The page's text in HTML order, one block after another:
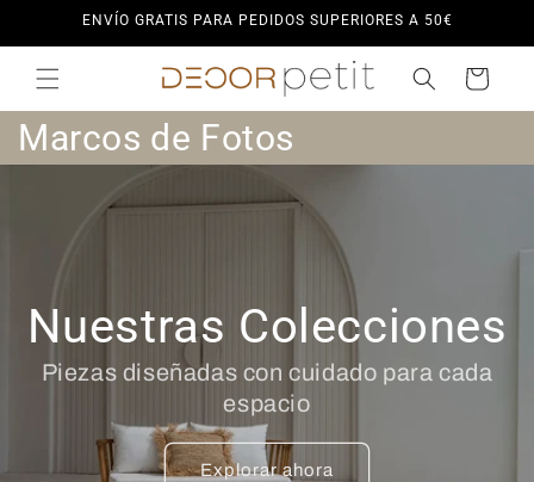
directamente
al contenido
ENVÍO GRATIS PARA PEDIDOS SUPERIORES A 50€
Carrito
C
c
Marcos de Fotos
Nuestras Colecciones
Piezas diseñadas con cuidado para cada
espacio
Explorar ahora